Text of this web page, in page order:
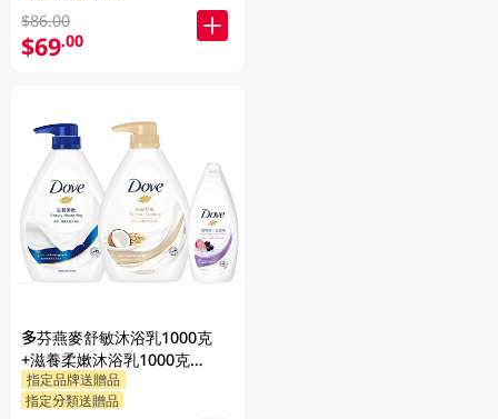
$86.00
$69.00
多芬燕麥舒敏沐浴乳1000克
+滋養柔嫰沐浴乳1000克
+Dove沐浴乳200克 (隨機發送)
1PK
指定品牌送贈品
指定分類送贈品